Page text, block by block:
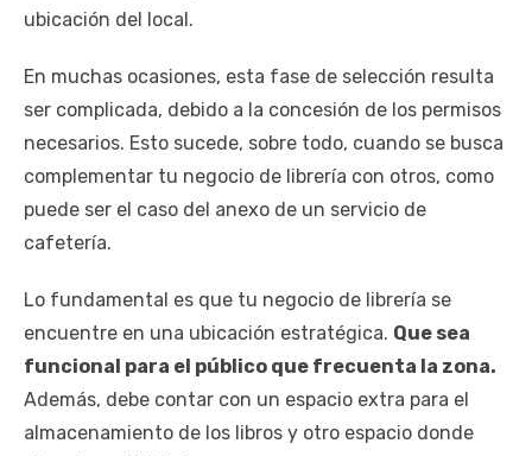
ubicación del local.
En muchas ocasiones, esta fase de selección resulta
ser complicada, debido a la concesión de los permisos
necesarios. Esto sucede, sobre todo, cuando se busca
complementar tu negocio de librería con otros, como
puede ser el caso del anexo de un servicio de
cafetería.
Lo fundamental es que tu negocio de librería se
encuentre en una ubicación estratégica. Que sea
funcional para el público que frecuenta la zona.
Además, debe contar con un espacio extra para el
almacenamiento de los libros y otro espacio donde